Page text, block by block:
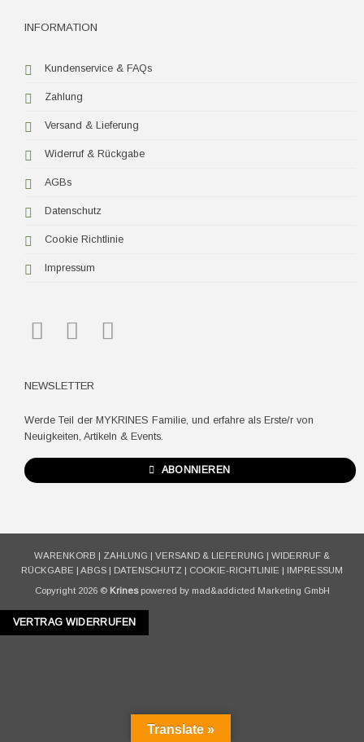
INFORMATION
Kundenservice & FAQs
Zahlung
Versand & Lieferung
Widerruf & Rückgabe
AGBs
Datenschutz
Cookie Richtlinie
Impressum
NEWSLETTER
Werde Teil der MYKRINES Familie, und erfahre als Erste/r von
Neuigkeiten, Artikeln & Events.
ABONNIEREN
WARENKORB | ZAHLUNG | VERSAND & LIEFERUNG | WIDERRUF &
RÜCKGABE | ABGS | DATENSCHUTZ | COOKIE-RICHTLINIE | IMPRESSUM
Copyright 2026 © Krinespowered by mad&addicted Marketing GmbH
VERTRAG WIDERRUFEN
Translate »